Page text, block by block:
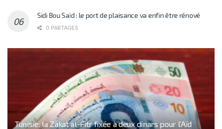
Sidi Bou Saïd : le port de plaisance va enfin être rénové
0 PARTAGES
Tunisie: la Zakat al-Fitr fixée à deux dinars pour l’Aïd